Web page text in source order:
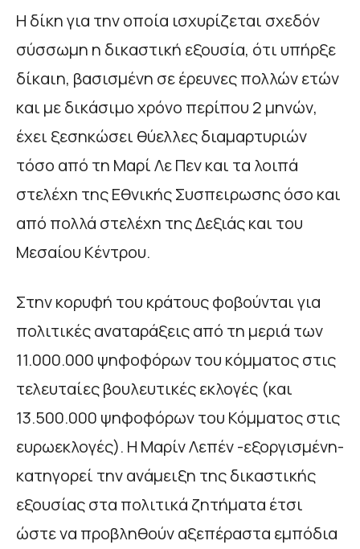
Η δίκη για την οποία ισχυρίζεται σχεδόν
σύσσωμη η δικαστική εξουσία, ότι υπήρξε
δίκαιη, βασισμένη σε έρευνες πολλών ετών
και με δικάσιμο χρόνο περίπου 2 μηνών,
έχει ξεσηκώσει θύελλες διαμαρτυριών
τόσο από τη Μαρί Λε Πεν και τα λοιπά
στελέχη της Εθνικής Συσπειρωσης όσο και
από πολλά στελέχη της Δεξιάς και του
Μεσαίου Κέντρου.
Στην κορυφή του κράτους φοβούνται για
πολιτικές αναταράξεις από τη μεριά των
11.000.000 ψηφοφόρων του κόμματος στις
τελευταίες βουλευτικές εκλογές (και
13.500.000 ψηφοφόρων του Κόμματος στις
ευρωεκλογές). Η Μαρίν Λεπέν -εξοργισμένη-
κατηγορεί την ανάμειξη της δικαστικής
εξουσίας στα πολιτικά ζητήματα έτσι
ώστε να προβληθούν αξεπέραστα εμπόδια